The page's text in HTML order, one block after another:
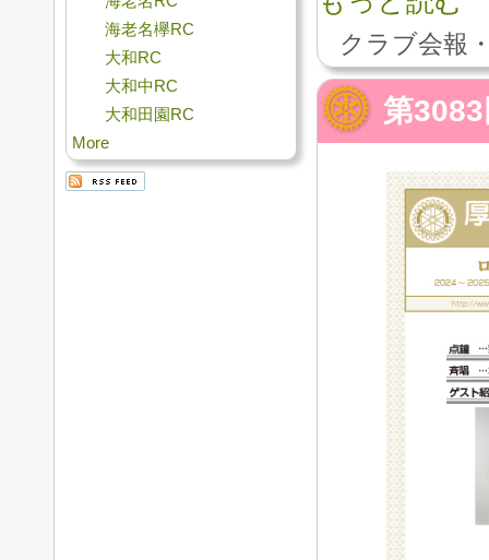
クラブ会報
第
海老名欅RC
大和RC
大和中RC
大和田園RC
More